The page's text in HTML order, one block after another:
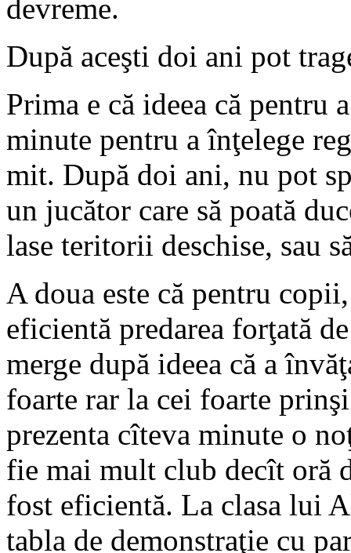
devreme.
După aceşti doi ani pot
Prima e că ideea că pentru
minute pentru a înţelege
mit. După doi ani, nu pot
un jucător care să poată
lase teritorii deschise, sau
A doua este că pentru
eficientă predarea forţată
merge după ideea că a
foarte rar la cei foarte
prezenta cîteva minute o
fie mai mult club decît oră
fost eficientă. La clasa lui
tabla de demonstraţie cu